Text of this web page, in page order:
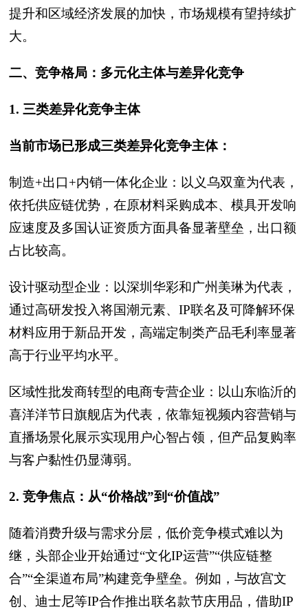
提升和区域经济发展的加快，市场规模有望持续扩
大。
二、竞争格局：多元化主体与差异化竞争
1. 三类差异化竞争主体
当前市场已形成三类差异化竞争主体：
制造+出口+内销一体化企业：以义乌双童为代表，
依托供应链优势，在原材料采购成本、模具开发响
应速度及多国认证资质方面具备显著壁垒，出口额
占比较高。
设计驱动型企业：以深圳华彩和广州美琳为代表，
通过高研发投入将国潮元素、IP联名及可降解环保
材料应用于新品开发，高端定制类产品毛利率显著
高于行业平均水平。
区域性批发商转型的电商专营企业：以山东临沂的
喜洋洋节日旗舰店为代表，依靠短视频内容营销与
直播场景化展示实现用户心智占领，但产品复购率
与客户黏性仍显薄弱。
2. 竞争焦点：从“价格战”到“价值战”
随着消费升级与需求分层，低价竞争模式难以为
继，头部企业开始通过“文化IP运营”“供应链整
合”“全渠道布局”构建竞争壁垒。例如，与故宫文
创、迪士尼等IP合作推出联名款节庆用品，借助IP